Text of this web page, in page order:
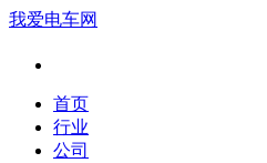
我爱电车网
首页
行业
公司